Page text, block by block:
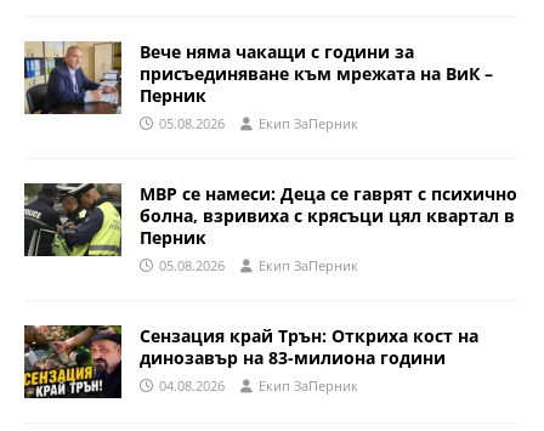
Вече няма чакащи с години за
присъединяване към мрежата на ВиК –
Перник
05.08.2026 Eкип ЗаПерник
МВР се намеси: Деца се гаврят с психично
болна, взривиха с крясъци цял квартал в
Перник
05.08.2026 Eкип ЗаПерник
Сензация край Трън: Откриха кост на
динозавър на 83-милиона години
04.08.2026 Eкип ЗаПерник